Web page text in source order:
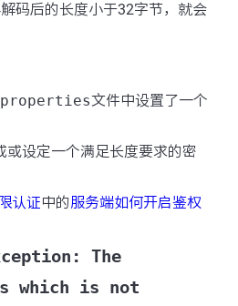
码后的长度小于32字节，就会
文件中设置了一个
或设定一个满足长度要求的密
认证中的服务端如何开启鉴权
The
which is not